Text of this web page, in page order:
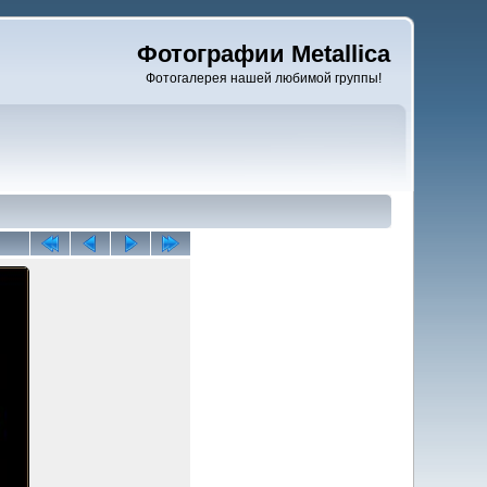
Фотографии Metallica
Фотогалерея нашей любимой группы!